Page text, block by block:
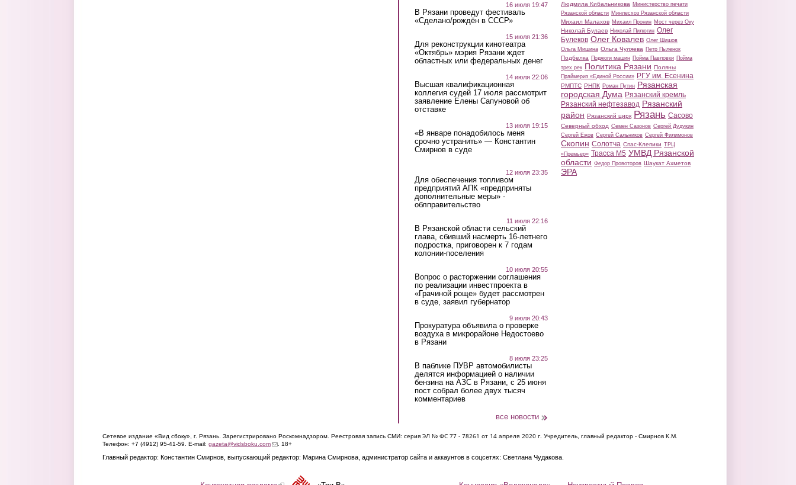
16 июля 19:47
В Рязани проведут фестиваль
«Сделано/рождён в СССР»
15 июля 21:36
Для реконструкции кинотеатра
«Октябрь» мэрия Рязани ждет
областных или федеральных денег
14 июля 22:06
Высшая квалификационная
коллегия судей 17 июля рассмотрит
заявление Елены Сапуновой об
отставке
13 июля 19:15
«В январе понадобилось меня
срочно устранить» — Константин
Смирнов в суде
12 июля 23:35
Для обеспечения топливом
предприятий АПК «предприняты
дополнительные меры» -
облправительство
11 июля 22:16
В Рязанской области сельский
глава, сбивший насмерть 16-летнего
подростка, приговорен к 7 годам
колонии-поселения
10 июля 20:55
Вопрос о расторжении соглашения
по реализации инвестпроекта в
«Грачиной роще» будет рассмотрен
в суде, заявил губернатор
9 июля 20:43
Прокуратура объявила о проверке
воздуха в микрорайоне Недостоево
в Рязани
8 июля 23:25
В паблике ПУВР автомобилисты
делятся информацией о наличии
бензина на АЗС в Рязани, с 25 июня
пост собрал более двух тысяч
комментариев
все новости
Людмила Кибальникова Министерство печати
Рязанской области Минлесхоз Рязанской области
Михаил Малахов Михаил Пронин Мост через Оку
Николай Булаев Николай Пилюгин Олег
Булеков Олег Ковалев Олег Шишов
Ольга Мишина Ольга Чуляева Петр Пыленок
Подбелка Поджоги машин Пойма Павловки Пойма
трех рек Политика Рязани Поляны
Праймериз «Единой России» РГУ им. Есенина
РМПТС РНПК Роман Путин Рязанская
городская Дума Рязанский кремль
Рязанский нефтезавод Рязанский
район Рязанский цирк Рязань Сасово
Северный обход Семен Сазонов Сергей Дудукин
Сергей Ежов Сергей Сальников Сергей Филимонов
Скопин Солотча Спас-Клепики ТРЦ
«Премьер» Трасса М5 УМВД Рязанской
области Федор Провоторов Шаукат Ахметов
ЭРА
Сетевое издание «Вид сбоку», г. Рязань. Зарегистрировано Роскомнадзором. Реестровая запись СМИ: серия ЭЛ № ФС 77 - 78261 от 14 апреля 2020 г. Учредитель, главный редактор - Смирнов К.М.
Телефон: +7 (4912) 95-41-59. E-mail: gazeta@vidsboku.com(link sends e-mail)
. 18+
Главный редактор: Константин Смирнов, выпускающий редактор: Марина Смирнова, администратор сайта и аккаунтов в соцсетях: Светлана Чудакова.